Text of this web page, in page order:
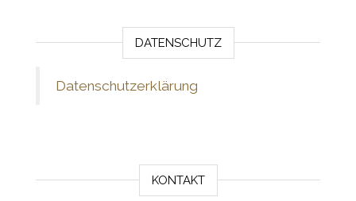
DATENSCHUTZ
Datenschutzerklärung
KONTAKT